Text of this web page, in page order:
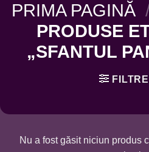
PRIMA PAGINĂ
PRODUSE
„SFANTUL
Nu a fost găsit niciun produs